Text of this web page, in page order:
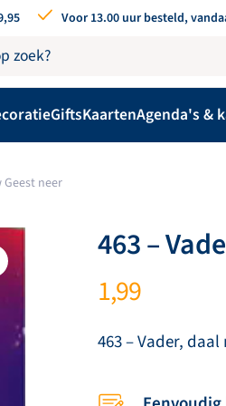
Voor 13.00 uur besteld,
GiftsKaartenAgenda's &
Geest neer
463 –
1,99
463 – Vader,